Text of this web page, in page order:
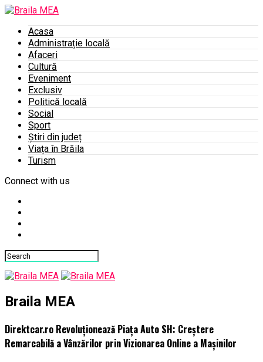
Acasa
Administrație locală
Afaceri
Cultură
Eveniment
Exclusiv
Politică locală
Social
Sport
Știri din județ
Viața în Brăila
Turism
Connect with us
Braila MEA
Direktcar.ro Revoluționează Piața Auto SH: Creștere
Remarcabilă a Vânzărilor prin Vizionarea Online a Mașinilor